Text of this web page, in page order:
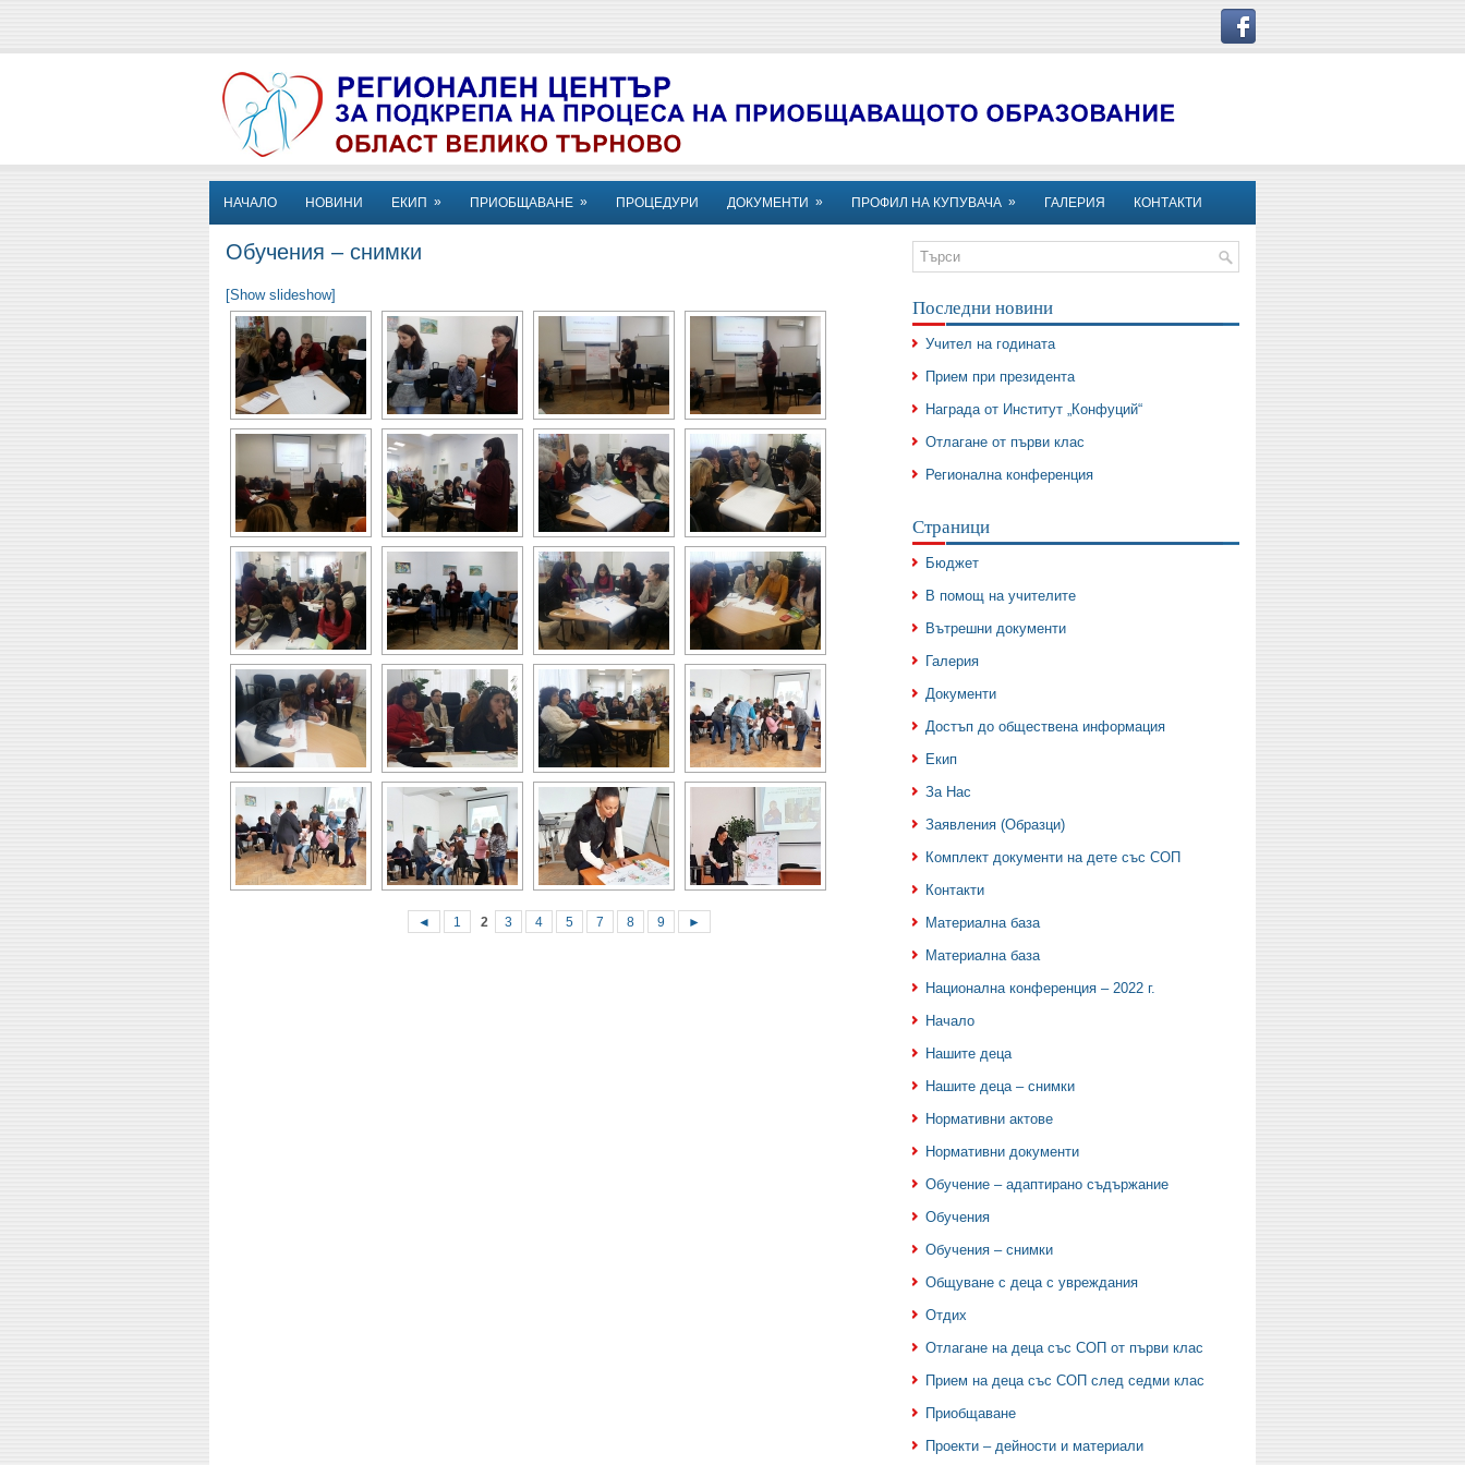
НАЧАЛО НОВИНИ ЕКИП » ПРИОБЩАВАНЕ » ПРОЦЕДУРИ ДОКУМЕНТИ » ПРОФИЛ НА КУПУВАЧА » ГАЛЕРИЯ КОНТАКТИ
Обучения – снимки
[Show slideshow]
◄ 1 2 3 4 5 7 8 9 ►
Последни новини
Учител на годината
Прием при президента
Награда от Институт „Конфуций“
Отлагане от първи клас
Регионална конференция
Страници
Бюджет
В помощ на учителите
Вътрешни документи
Галерия
Документи
Достъп до обществена информация
Екип
За Нас
Заявления (Образци)
Комплект документи на дете със СОП
Контакти
Материална база
Материална база
Национална конференция – 2022 г.
Начало
Нашите деца
Нашите деца – снимки
Нормативни актове
Нормативни документи
Обучение – адаптирано съдържание
Обучения
Обучения – снимки
Общуване с деца с увреждания
Отдих
Отлагане на деца със СОП от първи клас
Прием на деца със СОП след седми клас
Приобщаване
Проекти – дейности и материали